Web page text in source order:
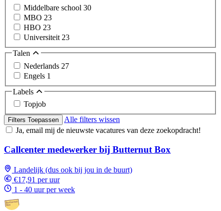
Middelbare school 30
MBO 23
HBO 23
Universiteit 23
Talen
Nederlands 27
Engels 1
Labels
Topjob
Filters Toepassen
Alle filters wissen
Ja, email mij de nieuwste vacatures van deze zoekopdracht!
Callcenter medewerker bij Butternut Box
Landelijk (dus ook bij jou in de buurt)
€17,91 per uur
1 - 40 uur per week